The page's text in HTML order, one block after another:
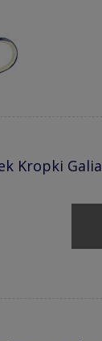
Kropki Galia